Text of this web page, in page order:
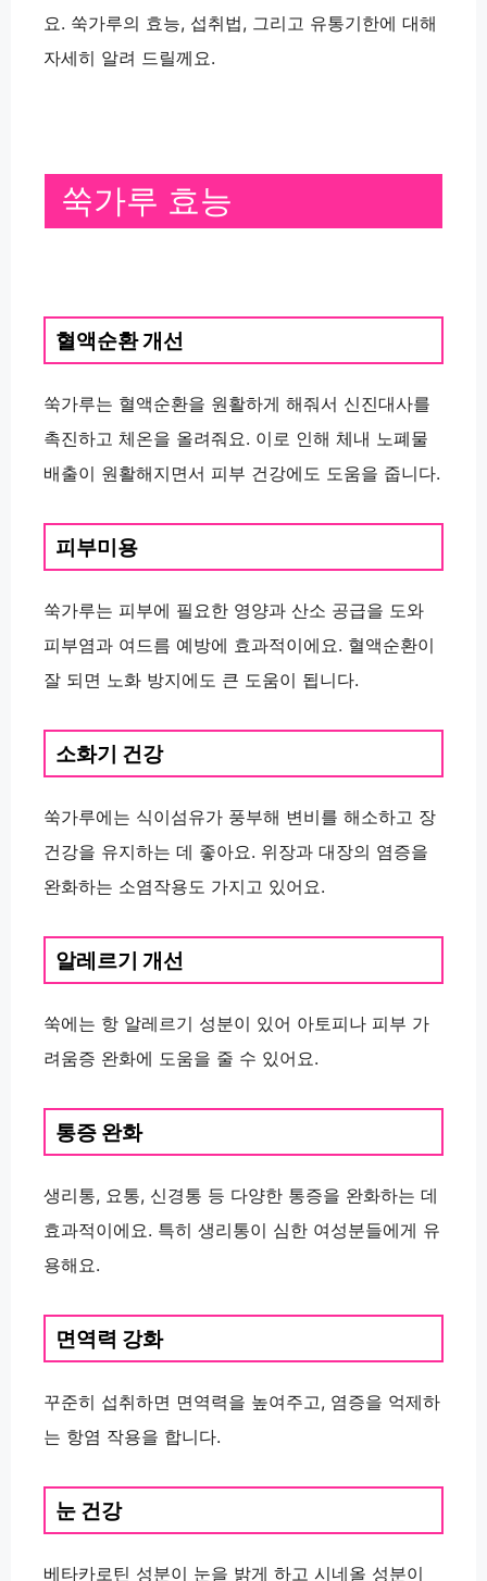
요. 쑥가루의 효능, 섭취법, 그리고 유통기한에 대해
자세히 알려 드릴께요.
쑥가루 효능
혈액순환 개선
쑥가루는 혈액순환을 원활하게 해줘서 신진대사를
촉진하고 체온을 올려줘요. 이로 인해 체내 노폐물
배출이 원활해지면서 피부 건강에도 도움을 줍니다.
피부미용
쑥가루는 피부에 필요한 영양과 산소 공급을 도와
피부염과 여드름 예방에 효과적이에요. 혈액순환이
잘 되면 노화 방지에도 큰 도움이 됩니다.
소화기 건강
쑥가루에는 식이섬유가 풍부해 변비를 해소하고 장
건강을 유지하는 데 좋아요. 위장과 대장의 염증을
완화하는 소염작용도 가지고 있어요.
알레르기 개선
쑥에는 항 알레르기 성분이 있어 아토피나 피부 가
려움증 완화에 도움을 줄 수 있어요.
통증 완화
생리통, 요통, 신경통 등 다양한 통증을 완화하는 데
효과적이에요. 특히 생리통이 심한 여성분들에게 유
용해요.
면역력 강화
꾸준히 섭취하면 면역력을 높여주고, 염증을 억제하
는 항염 작용을 합니다.
눈 건강
베타카로틴 성분이 눈을 밝게 하고 시네올 성분이